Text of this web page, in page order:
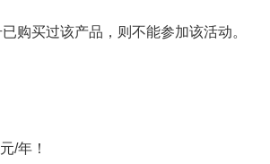
购买过该产品，则不能参加该活动。
/年！